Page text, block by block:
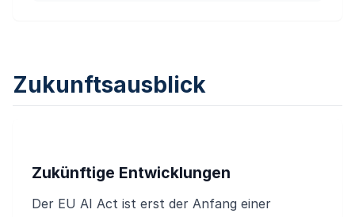
Zukunftsausblick
Zukünftige Entwicklungen
Der EU AI Act ist erst der Anfang einer